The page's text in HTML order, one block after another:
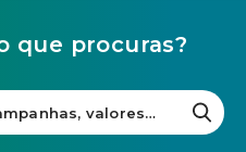
que procuras?